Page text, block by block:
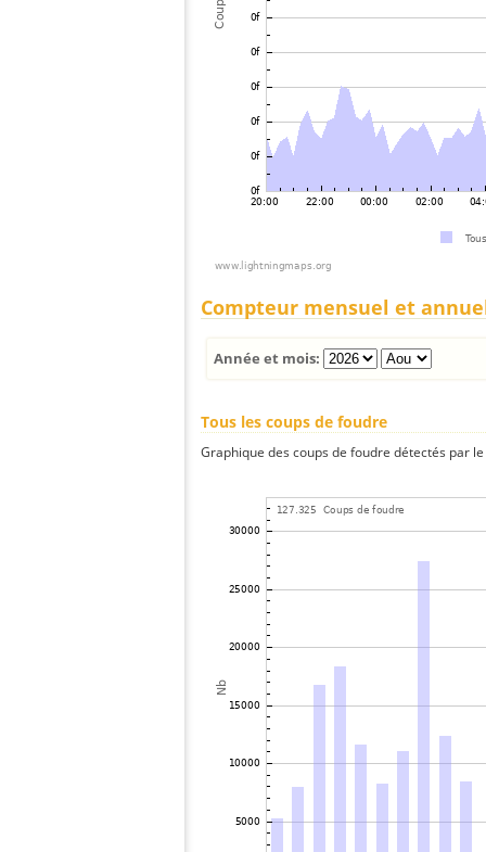
Compteur mensuel et
Année et mois:
Tous les coups de foudre
Graphique des coups de foudre détectés par